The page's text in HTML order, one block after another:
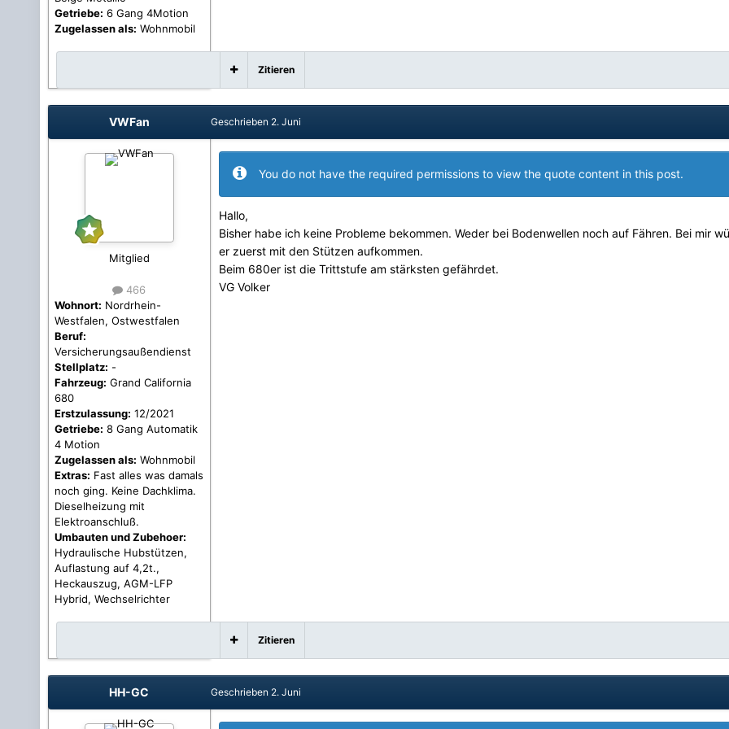
Getriebe: 6 Gang 4Motion
Zugelassen als: Wohnmobil
Zitieren
VWFan
Mitglied
466
Wohnort: Nordrhein-
Westfalen, Ostwestfalen
Beruf:
Versicherungsaußendienst
Stellplatz: -
Fahrzeug: Grand California
680
Erstzulassung: 12/2021
Getriebe: 8 Gang Automatik
4 Motion
Zugelassen als: Wohnmobil
Extras: Fast alles was damals
noch ging. Keine Dachklima.
Dieselheizung mit
Elektroanschluß.
Umbauten und Zubehoer:
Hydraulische Hubstützen,
Auflastung auf 4,2t.,
Heckauszug, AGM-LFP
Hybrid, Wechselrichter
Geschrieben 2. Juni
You do not have the required permissions to view the quote content in this post.
Hallo,
Bisher habe ich keine Probleme bekommen. Weder bei Bodenwellen noch auf Fähren. Bei mir
er zuerst mit den Stützen aufkommen.
Beim 680er ist die Trittstufe am stärksten gefährdet.
VG Volker
Zitieren
HH-GC Geschrieben 2. Juni